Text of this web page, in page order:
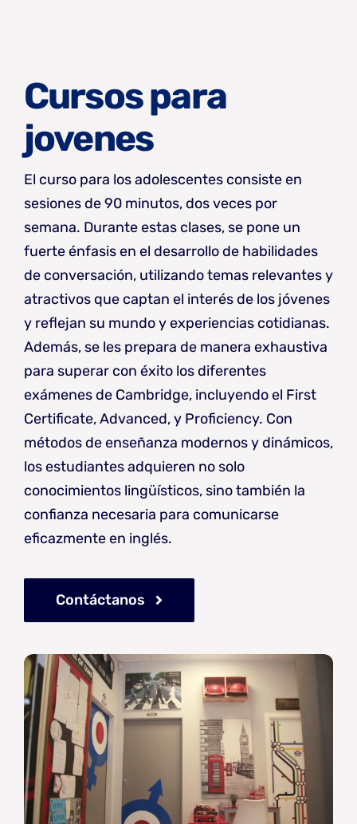
Cursos para
jovenes
El curso para los adolescentes consiste en
sesiones de 90 minutos, dos veces por
semana. Durante estas clases, se pone un
fuerte énfasis en el desarrollo de habilidades
de conversación, utilizando temas relevantes y
atractivos que captan el interés de los jóvenes
y reflejan su mundo y experiencias cotidianas.
Además, se les prepara de manera exhaustiva
para superar con éxito los diferentes
exámenes de Cambridge, incluyendo el First
Certificate, Advanced, y Proficiency. Con
métodos de enseñanza modernos y dinámicos,
los estudiantes adquieren no solo
conocimientos lingüísticos, sino también la
confianza necesaria para comunicarse
eficazmente en inglés.
Contáctanos